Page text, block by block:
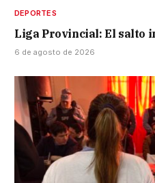
DEPORTES
Liga Provincial: El salto
6 de agosto de 2026